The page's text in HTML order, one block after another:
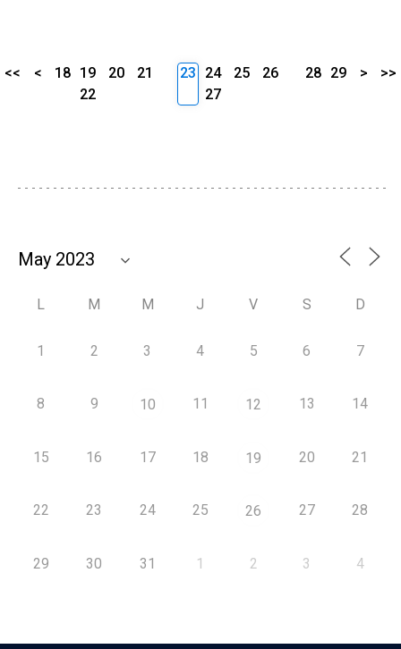
<< < 18 19 20
21
22
23 24 25
26
27
28 29 > >>
L M M J V S D
1 2 3 4 5 6 7
8 9 10 11 12 13 14
15 16 17 18 19 20 21
22 23 24 25 26 27 28
29 30 31 1 2 3 4